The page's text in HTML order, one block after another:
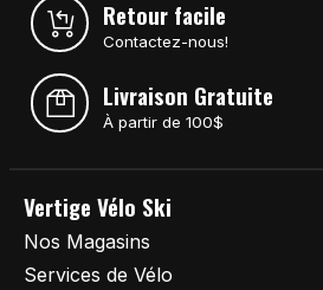
Retour facile
Contactez-nous!
Livraison Gratuite
À partir de 100$
Vertige Vélo Ski
Nos Magasins
Services de Vélo